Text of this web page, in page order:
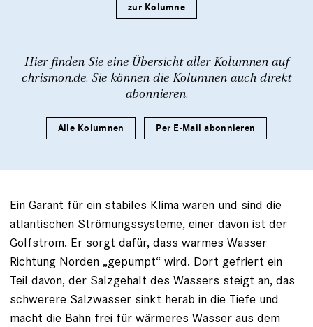
zur Kolumne
Hier finden Sie eine Übersicht aller Kolumnen auf
chrismon.de. Sie können die Kolumnen auch direkt
abonnieren.
Alle Kolumnen Per E-Mail abonnieren
Ein Garant für ein stabiles Klima waren und sind die
atlantischen Strömungssysteme, einer davon ist der
Golfstrom. Er sorgt dafür, dass warmes Wasser
Richtung Norden „gepumpt“ wird. Dort gefriert ein
Teil davon, der Salzgehalt des Wassers steigt an, das
schwerere Salzwasser sinkt herab in die Tiefe und
macht die Bahn frei für wärmeres Wasser aus dem